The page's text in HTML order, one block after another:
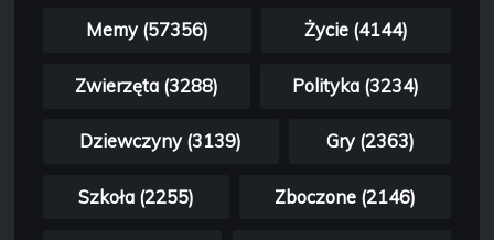
Memy (57356) Życie (4144)
Zwierzęta (3288) Polityka (3234)
Dziewczyny (3139) Gry (2363)
Szkoła (2255) Zboczone (2146)